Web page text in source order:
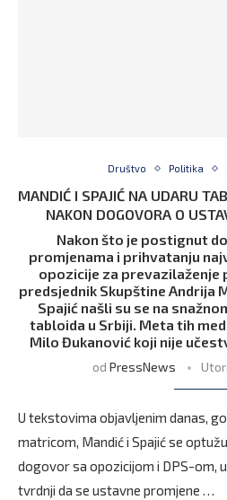
Društvo Politika
MANDIĆ I SPAJIĆ NA UDARU
NAKON DOGOVORA O
Nakon što je postignut
promjenama i prihvatanju
opozicije za prevazilaženje
predsjednik Skupštine Andrija
Spajić našli su se na
tabloida u Srbiji. Meta tih
Milo Đukanović koji nije
od PressNews
U tekstovima objavljenim danas,
matricom, Mandić i Spajić se
dogovor sa opozicijom i DPS-om,
tvrdnji da se ustavne promjene …